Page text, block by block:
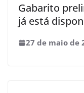
Gabarito
já está
27 de maio de